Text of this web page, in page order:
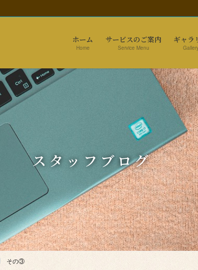
ホーム
Home
サービスのご案内
Service Menu
ギャラ
スタッフブログ
その③